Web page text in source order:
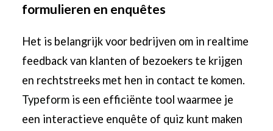
formulieren en enquêtes
Het is belangrijk voor bedrijven om in realtime
feedback van klanten of bezoekers te krijgen
en rechtstreeks met hen in contact te komen.
Typeform is een efficiënte tool waarmee je
een interactieve enquête of quiz kunt maken